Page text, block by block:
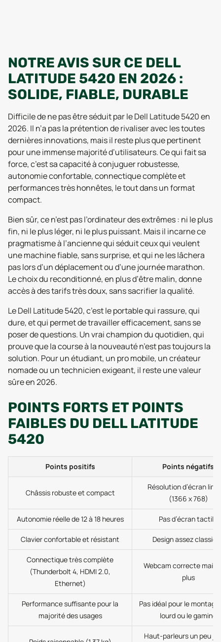
NOTRE AVIS SUR CE DELL
LATITUDE 5420 EN 2026 :
SOLIDE, FIABLE, DURABLE
Difficile de ne pas être séduit par le Dell Latitude 5420 en
2026. Il n’a pas la prétention de rivaliser avec les toutes
dernières innovations, mais il reste plus que pertinent
pour une immense majorité d’utilisateurs. Ce qui fait sa
force, c’est sa capacité à conjuguer robustesse,
autonomie confortable, connectique complète et
performances très honnêtes, le tout dans un format
compact.
Bien sûr, ce n’est pas l’ordinateur des extrêmes : ni le plus
fin, ni le plus léger, ni le plus puissant. Mais il incarne ce
pragmatisme à l’ancienne qui séduit ceux qui veulent
une machine fiable, sans surprise, et qui ne les lâchera
pas lors d’un déplacement ou d’une journée marathon.
Le choix du reconditionné, en plus d’être malin, donne
accès à des tarifs très doux, sans sacrifier la qualité.
Le Dell Latitude 5420, c’est le portable qui rassure, qui
dure, et qui permet de travailler efficacement, sans se
poser de questions. Un vrai champion du quotidien, qui
prouve que la course à la nouveauté n’est pas toujours la
solution. Pour un étudiant, un pro mobile, un créateur
nomade ou un technicien exigeant, il reste une valeur
sûre en 2026.
POINTS FORTS ET POINTS
FAIBLES DU DELL LATITUDE
5420
Points positifs Points négatifs
Châssis robuste et compact
Résolution d’écran
(1366 x 768)
Autonomie réelle de 12 à 18 heures Pas d’écran tactile
Clavier confortable et résistant Design assez
Connectique très complète
(Thunderbolt 4, HDMI 2.0,
Ethernet)
Webcam correcte mais
plus
Performance suffisante pour la
majorité des usages
Pas idéal pour le
lourd ou le gaming
Haut-parleurs un peu